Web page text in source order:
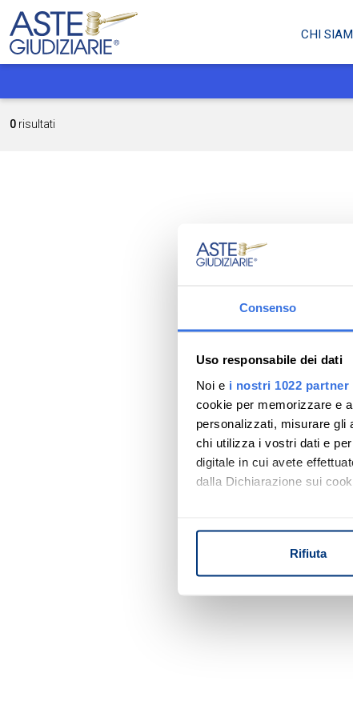
Consenso
Uso responsabile dei dati
Noi e i nostri 1022 partner
cookie per memorizzare e
personalizzati, misurare gli
chi utilizza i vostri dati e
digitale in cui avete
dalla Dichiarazione sui
Identificare il tuo
digitali).
Rifiuta
CHI
0 risultati